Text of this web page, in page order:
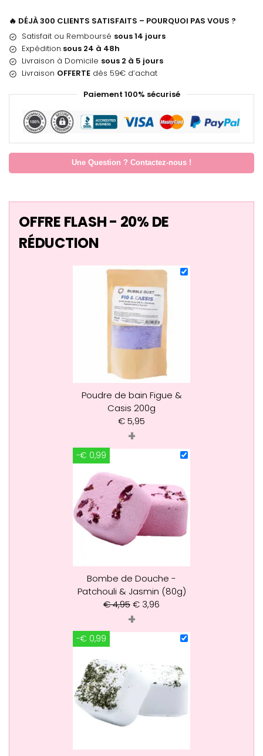
🔥 DÉJÀ 300 CLIENTS SATISFAITS – POURQUOI PAS VOUS ?
Satisfait ou Remboursé sous 14 jours
Expédition sous 24 à 48h
Livraison à Domicile sous 2 à 5 jours
Livraison OFFERTE dès 59€ d’achat
Paiement 100% sécurisé
Une Question ? Contactez-nous !
OFFRE FLASH - 20% DE
RÉDUCTION
Poudre de bain Figue &
Casis 200g
€5,95
+
-€ 0,99
Bombe de Douche -
Patchouli & Jasmin (80g)
€4,95€ 3,96
+
-€ 0,99